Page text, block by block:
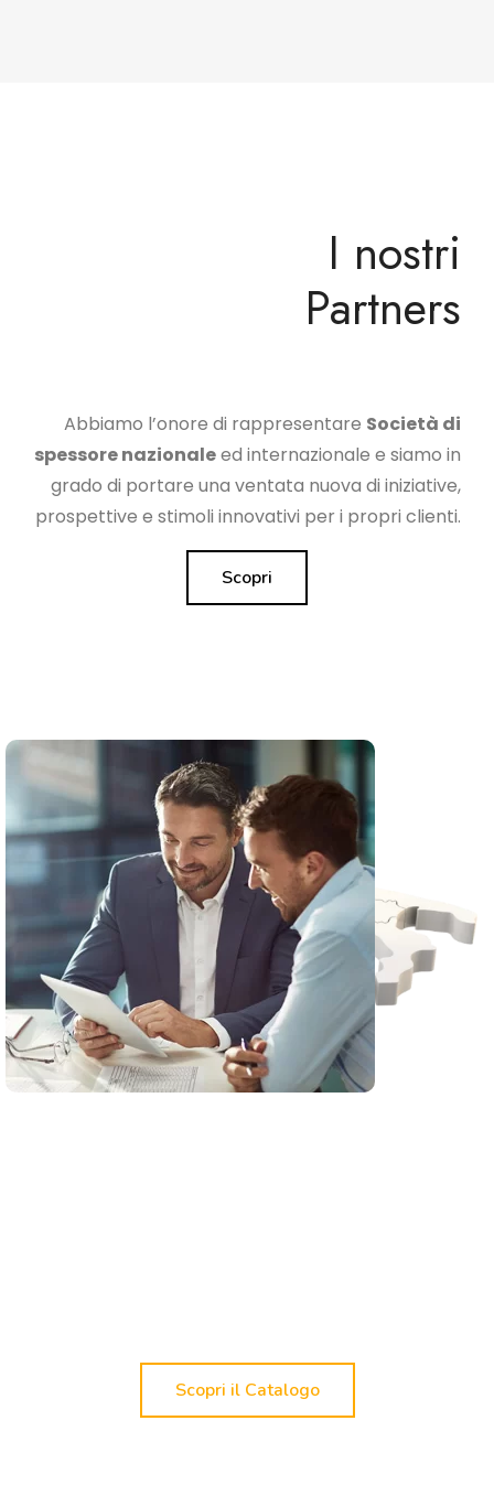
I nostri
Partners
Abbiamo l’onore di rappresentare Società di
spessore nazionaleed internazionale e siamo in
grado di portare una ventata nuova di iniziative,
prospettive e stimoli innovativi per i propri clienti.
Scopri
Dove operiamo
Scopri il Catalogo